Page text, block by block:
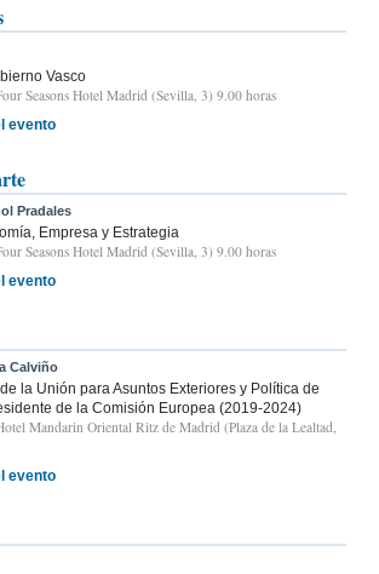
Vasco
Seasons Hotel Madrid (Sevilla, 3) 9.00 horas
evento
Pradales
Empresa y Estrategia
Seasons Hotel Madrid (Sevilla, 3) 9.00 horas
evento
Calviño
la Unión para Asuntos Exteriores y Política de
de la Comisión Europea (2019-2024)
Mandarin Oriental Ritz de Madrid (Plaza de la Lealtad,
evento